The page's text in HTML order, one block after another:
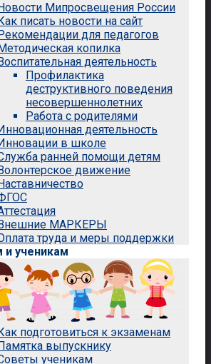
Мипросвещения России
писать новости на сайт
для педагогов
копилка
деятельность
Профилактика
деструктивного поведения
несовершеннолетних
Работа с родителями
деятельность
в школе
ранней помощи детям
движение
МАРКЕРЫ
труда и меры поддержки
и ученикам
подготовиться к экзаменам
выпускнику
ученикам